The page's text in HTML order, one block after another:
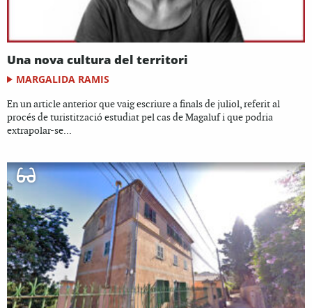
Una nova cultura del territori
MARGALIDA RAMIS
En un article anterior que vaig escriure a finals de juliol, referit al
procés de turistització estudiat pel cas de Magaluf i que podria
extrapolar-se...